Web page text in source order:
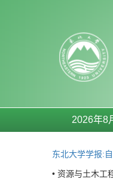
2026年8
东北大学学报:
• 资源与土木工